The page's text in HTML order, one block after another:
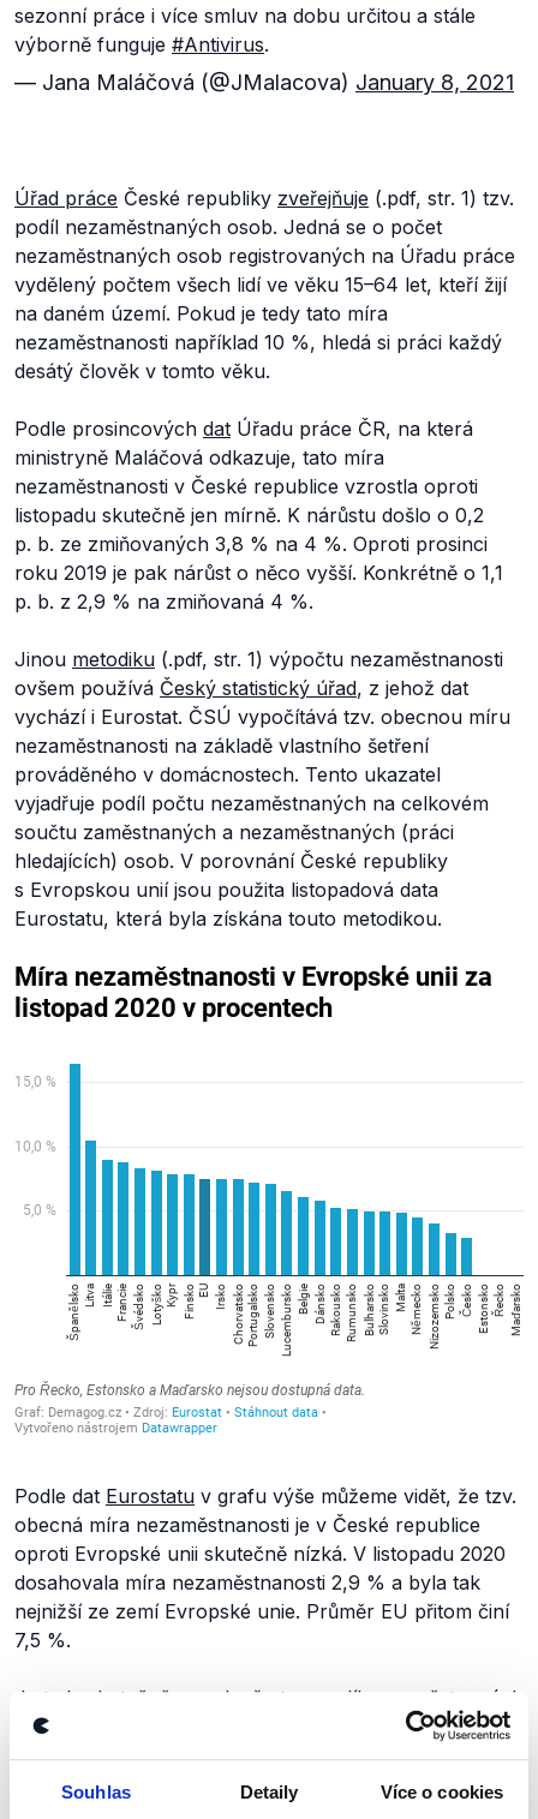
Souhlas Detaily Více o cookies
sezonní práce i více smluv na dobu určitou a stále
výborně funguje #Antivirus.
— Jana Maláčová (@JMalacova) January 8, 2021
Úřad práce České republiky zveřejňuje (.pdf, str. 1) tzv.
podíl nezaměstnaných osob. Jedná se o počet
nezaměstnaných osob registrovaných na Úřadu práce
vydělený počtem všech lidí ve věku 15–64 let, kteří žijí
na daném území. Pokud je tedy tato míra
nezaměstnanosti například 10 %, hledá si práci každý
desátý člověk v tomto věku.
Podle prosincových dat Úřadu práce ČR, na která
ministryně Maláčová odkazuje, tato míra
nezaměstnanosti v České republice vzrostla oproti
listopadu skutečně jen mírně. K nárůstu došlo o 0,2
p. b. ze zmiňovaných 3,8 % na 4 %. Oproti prosinci
roku 2019 je pak nárůst o něco vyšší. Konkrétně o 1,1
p. b. z 2,9 % na zmiňovaná 4 %.
Jinou metodiku (.pdf, str. 1) výpočtu nezaměstnanosti
ovšem používá Český statistický úřad, z jehož dat
vychází i Eurostat. ČSÚ vypočítává tzv. obecnou míru
nezaměstnanosti na základě vlastního šetření
prováděného v domácnostech. Tento ukazatel
vyjadřuje podíl počtu nezaměstnaných na celkovém
součtu zaměstnaných a nezaměstnaných (práci
hledajících) osob. V porovnání České republiky
s Evropskou unií jsou použita listopadová data
Eurostatu, která byla získána touto metodikou.
Podle dat Eurostatu v grafu výše můžeme vidět, že tzv.
obecná míra nezaměstnanosti je v České republice
oproti Evropské unii skutečně nízká. V listopadu 2020
dosahovala míra nezaměstnanosti 2,9 % a byla tak
nejnižší ze zemí Evropské unie. Průměr EU přitom činí
7,5 %.
Je tedy skutečně pravda, že tzv. podíl nezaměstnaných
osob stoupl mezi listopadem a prosincem 2020 z 3,8 %
na 4 %. Pravdivé je i tvrzení, že míra nezaměstnanosti
v České republice (2,9 %) je, dle dat za listopad, oproti